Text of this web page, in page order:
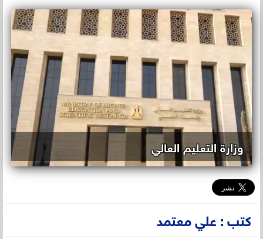
وزارة التعليم العالي
كتب : علي معتمد